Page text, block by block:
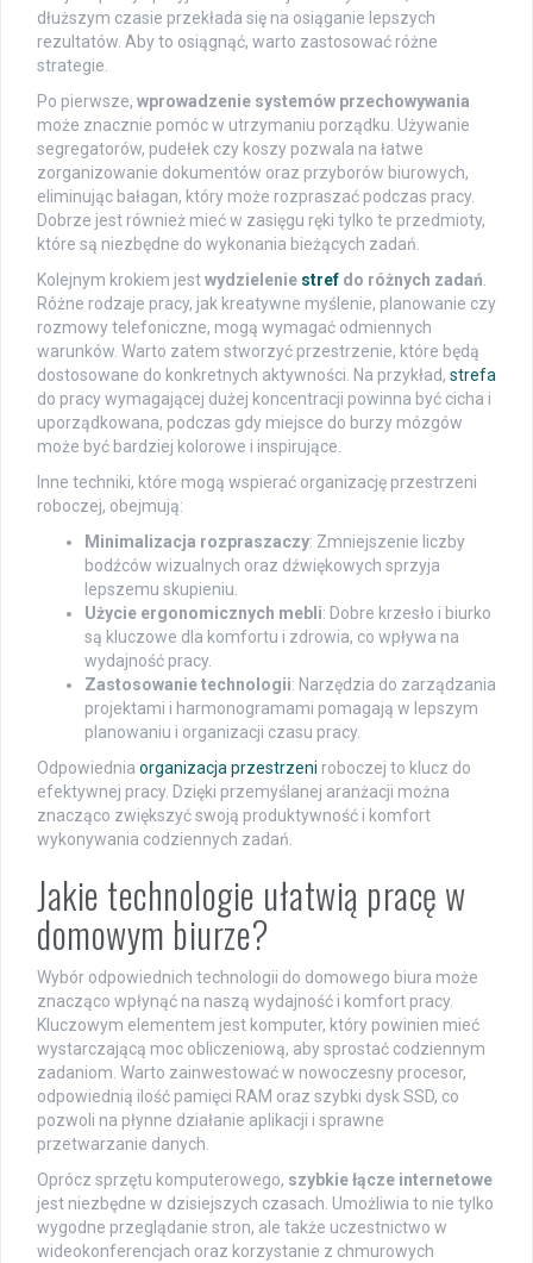
dłuższym czasie przekłada się na osiąganie lepszych
rezultatów. Aby to osiągnąć, warto zastosować różne
strategie.
Po pierwsze, wprowadzenie systemów przechowywania
może znacznie pomóc w utrzymaniu porządku. Używanie
segregatorów, pudełek czy koszy pozwala na łatwe
zorganizowanie dokumentów oraz przyborów biurowych,
eliminując bałagan, który może rozpraszać podczas pracy.
Dobrze jest również mieć w zasięgu ręki tylko te przedmioty,
które są niezbędne do wykonania bieżących zadań.
Kolejnym krokiem jestwydzielenie stref do różnych zadań
Różne rodzaje pracy, jak kreatywne myślenie, planowanie czy
rozmowy telefoniczne, mogą wymagać odmiennych
warunków. Warto zatem stworzyć przestrzenie, które będą
dostosowane do konkretnych aktywności. Na przykład, strefa
do pracy wymagającej dużej koncentracji powinna być cicha i
uporządkowana, podczas gdy miejsce do burzy mózgów
może być bardziej kolorowe i inspirujące.
Inne techniki, które mogą wspierać organizację przestrzeni
roboczej, obejmują:
Minimalizacja rozpraszaczy: Zmniejszenie liczby
bodźców wizualnych oraz dźwiękowych sprzyja
lepszemu skupieniu.
Użycie ergonomicznych mebli: Dobre krzesło i biurko
są kluczowe dla komfortu i zdrowia, co wpływa na
wydajność pracy.
Zastosowanie technologii: Narzędzia do zarządzania
projektami i harmonogramami pomagają w lepszym
planowaniu i organizacji czasu pracy.
Odpowiednia organizacja przestrzeni roboczej to klucz do
efektywnej pracy. Dzięki przemyślanej aranżacji można
znacząco zwiększyć swoją produktywność i komfort
wykonywania codziennych zadań.
Jakie technologie ułatwią pracę w
domowym biurze?
Wybór odpowiednich technologii do domowego biura może
znacząco wpłynąć na naszą wydajność i komfort pracy.
Kluczowym elementem jest komputer, który powinien mieć
wystarczającą moc obliczeniową, aby sprostać codziennym
zadaniom. Warto zainwestować w nowoczesny procesor,
odpowiednią ilość pamięci RAM oraz szybki dysk SSD, co
pozwoli na płynne działanie aplikacji i sprawne
przetwarzanie danych.
Oprócz sprzętu komputerowego, szybkie łącze internetowe
jest niezbędne w dzisiejszych czasach. Umożliwia to nie tylko
wygodne przeglądanie stron, ale także uczestnictwo w
wideokonferencjach oraz korzystanie z chmurowych